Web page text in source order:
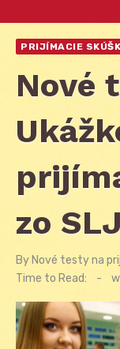
PRIJÍMACIE
Nové
zo SLJ
By Nové testy na
Time to Read:
-